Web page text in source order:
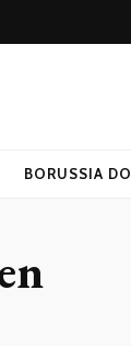
BORUSSIA